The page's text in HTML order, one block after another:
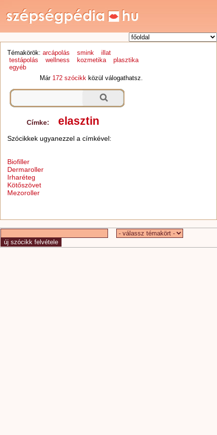
Témakörök: arcápolás smink
illat
testápolás
wellness kozmetika
plasztika
egyéb
Már 172 szócikk közül válogathatsz.
Címke: elasztin
Szócikkek ugyanezzel a címkével:
Biofiller
Dermaroller
Irharéteg
Kötőszövet
Mezoroller